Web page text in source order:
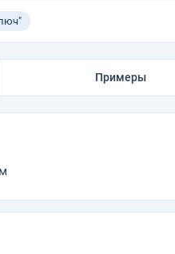
Примеры